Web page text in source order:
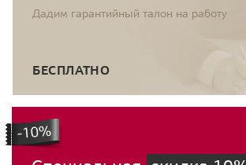
Дадим гарантийный талон на работу
БЕСПЛАТНО